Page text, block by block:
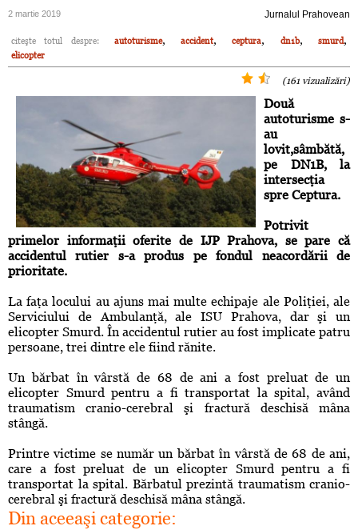
2 martie 2019 Jurnalul Prahovean
citeşte totul despre: autoturisme, accident, ceptura, dn1b, smurd,
elicopter
(161 vizualizări)
Două
autoturisme s-
au
lovit,sâmbătă,
pe DN1B, la
intersecţia
spre Ceptura.
Potrivit
primelor informaţii oferite de IJP Prahova, se pare că
accidentul rutier s-a produs pe fondul neacordării de
prioritate.
La faţa locului au ajuns mai multe echipaje ale Poliţiei, ale
Serviciului de Ambulanţă, ale ISU Prahova, dar şi un
elicopter Smurd. În accidentul rutier au fost implicate patru
persoane, trei dintre ele fiind rănite.
Un bărbat în vârstă de 68 de ani a fost preluat de un
elicopter Smurd pentru a fi transportat la spital, având
traumatism cranio-cerebral şi fractură deschisă mâna
stângă.
Printre victime se număr un bărbat în vârstă de 68 de ani,
care a fost preluat de un elicopter Smurd pentru a fi
transportat la spital. Bărbatul prezintă traumatism cranio-
cerebral şi fractură deschisă mâna stângă.
Din aceeaşi categorie: